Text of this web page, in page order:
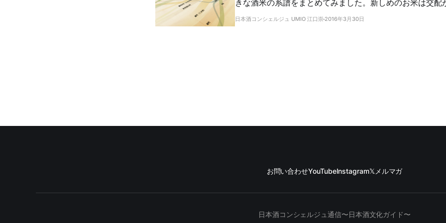
きな酒米の系譜をまとめてみました。新しめのお米は交配
がわかります。意外なルーツもわかって楽しい！
日本酒コンシェルジュ UMIO 江口崇 2016年3月30日
お問い合わせYouTubeInstagram𝕏 メルマガ
日本酒コンシェルジュ通信〜日本酒文化ガイド〜